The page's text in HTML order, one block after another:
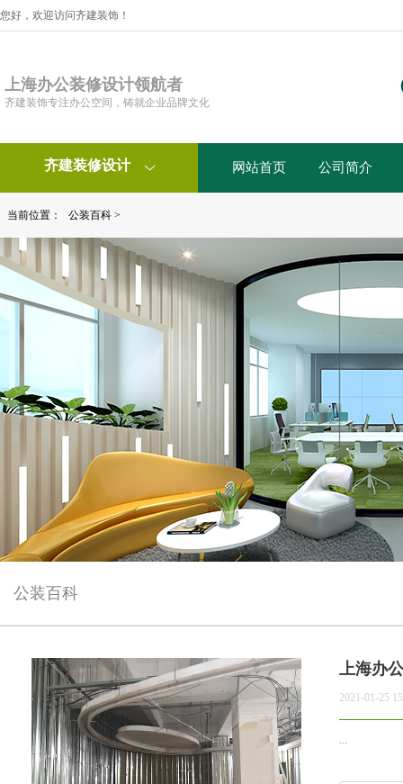
您好，欢迎访问齐建装饰！
上海办公装修设计领航者
齐建装饰专注办公空间，铸就企业品牌文化
齐建装修设计  网站首页 公司简介
当前位置： 公装百科 >
公装百科
上海办
2021-01-25
...